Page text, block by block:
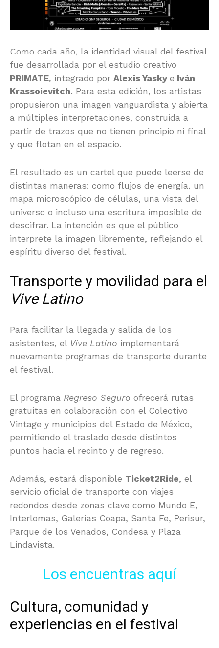
Como cada año, la identidad visual del festival
fue desarrollada por el estudio creativo
PRIMATE, integrado por Alexis Yasky e Iván
Krassoievitch. Para esta edición, los artistas
propusieron una imagen vanguardista y abierta
a múltiples interpretaciones, construida a
partir de trazos que no tienen principio ni final
y que flotan en el espacio.
El resultado es un cartel que puede leerse de
distintas maneras: como flujos de energía, un
mapa microscópico de células, una vista del
universo o incluso una escritura imposible de
descifrar. La intención es que el público
interprete la imagen libremente, reflejando el
espíritu diverso del festival.
Transporte y movilidad para el
Vive Latino
Para facilitar la llegada y salida de los
asistentes, el Vive Latino implementará
nuevamente programas de transporte durante
el festival.
El programa Regreso Seguro ofrecerá rutas
gratuitas en colaboración con el Colectivo
Vintage y municipios del Estado de México,
permitiendo el traslado desde distintos
puntos hacia el recinto y de regreso.
Además, estará disponible Ticket2Ride, el
servicio oficial de transporte con viajes
redondos desde zonas clave como Mundo E,
Interlomas, Galerías Coapa, Santa Fe, Perisur,
Parque de los Venados, Condesa y Plaza
Lindavista.
Los encuentras aquí
Cultura, comunidad y
experiencias en el festival